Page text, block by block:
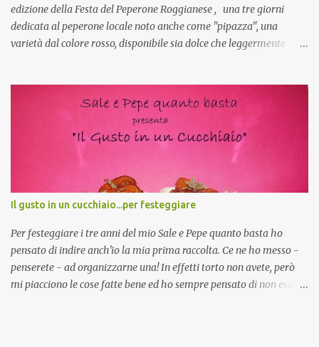
edizione della Festa del Peperone Roggianese , una tre giorni
dedicata al peperone locale noto anche come "pipazza", una
varietà dal colore rosso, disponibile sia dolce che leggermente
(Pat) della Calabria. Un ingrediente versatile in cucina, utilizzato
fresco o essiccato in ricette della tradizione o in piatti innovativi.
Durante la prima serata dell'evento abbiamo avuto prova della
versatilità di questo ingrediente durante il "2° Concorso
Gastronomico di piatti a base di peperone Roggianese" ideato da
Gina Santagata , presidente dell'associazione Mongolfiera, che ha
visto coinvolte tante associazioni attive sul territorio che hanno
voluto partecipare presentando un loro piatto a base di peperone.
Da giurata del concorso insieme agli chef Francesco Luci e ...
Il gusto in un cucchiaio...per festeggiare
Per festeggiare i tre anni del mio Sale e Pepe quanto basta ho
pensato di indire anch'io la mia prima raccolta. Ce ne ho messo -
penserete - ad organizzarne una! In effetti torto non avete, però
mi piacciono le cose fatte bene ed ho sempre pensato di non essere